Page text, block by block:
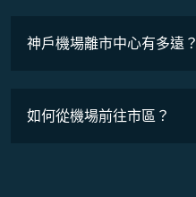
神戶機場離市中心有多遠？
如何從機場前往市區？